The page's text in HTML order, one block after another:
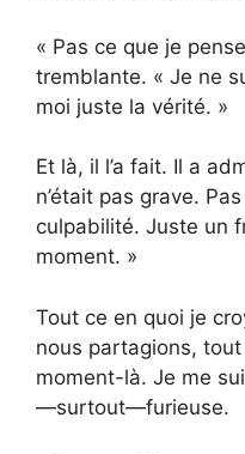
« Pas ce que je
tremblante. « Je ne
moi juste la vérité. »
Et là, il l’a fait. Il a
n’était pas grave.
culpabilité. Juste un
moment. »
Tout ce en quoi je
nous partagions, tout
moment-là. Je me
—surtout—furieuse.